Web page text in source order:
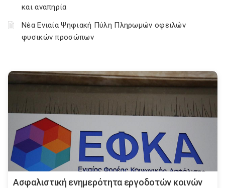
και αναπηρία
Νέα Ενιαία Ψηφιακή Πύλη Πληρωμών οφειλών
φυσικών προσώπων
Ασφαλιστική ενημερότητα εργοδοτών κοινών